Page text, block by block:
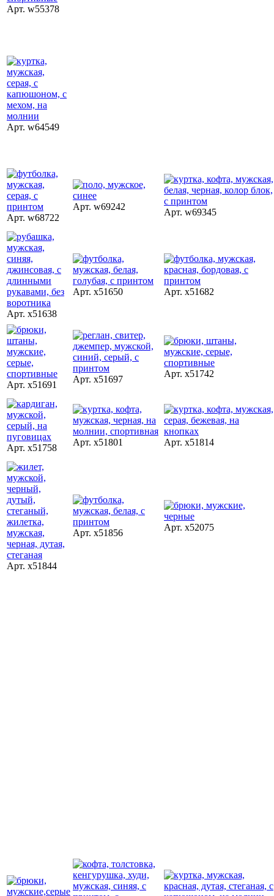
Арт. w55378
Арт. w64549
Арт. w68722
Арт. w69242
Арт. w69345
Арт. x51638
Арт. x51650 Арт. x51682
Арт. x51691
Арт. x51697
Арт. x51742
Арт. x51758
Арт. x51801 Арт. x51814
Арт. x51844
Арт. x51856
Арт. x52075